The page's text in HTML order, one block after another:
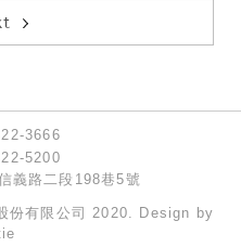
3666
5200
義路二段198巷5號
份有限公司 2020. Design by